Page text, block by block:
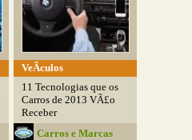
VeÃ­culos
11 Tecnologias que os
Carros de 2013 VÃ£o
Receber
Carros e Marcas